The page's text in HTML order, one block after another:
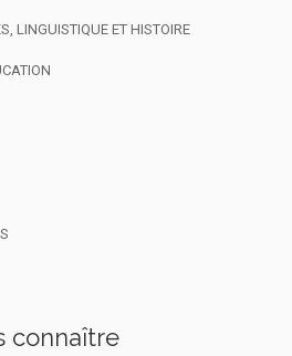
LINGUISTIQUE ET HISTOIRE
connaître